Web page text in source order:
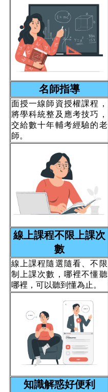
名師指導
面授一線師資授權課程，
將學科統整及應考技巧，
交給數十年輔考經驗的老
師。
線上課程不限上課次
數
線上課程隨選隨看、不限
制上課次數，哪裡不懂聽
哪裡，可以聽到懂為止。
知識解惑好便利